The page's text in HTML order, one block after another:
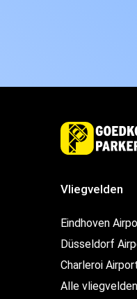
Vliegvelden
Eindhoven
Düsseldorf
Charleroi
Alle vliegvelden